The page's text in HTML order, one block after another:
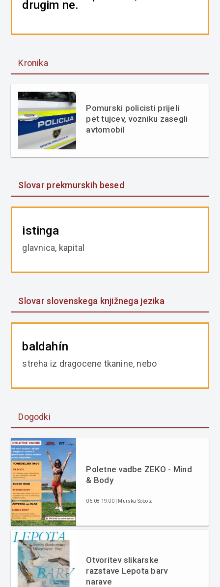
drugim ne.
Kronika
Pomurski policisti prijeli
pet tujcev, vozniku zasegli
avtomobil
Slovar prekmurskih besed
istinga
glavnica, kapital
Slovar slovenskega knjižnega jezika
baldahín
streha iz dragocene tkanine, nebo
Dogodki
Poletne vadbe ZEKO - Mind
& Body
06.08 19:00 | Murska Sobota
Otvoritev slikarske
razstave Lepota barv
narave